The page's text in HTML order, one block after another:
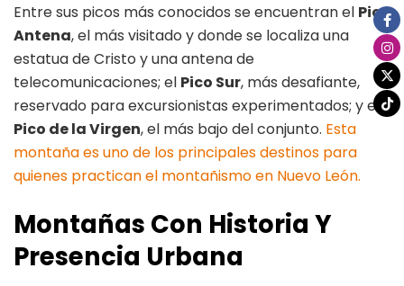
Entre sus picos más conocidos se encuentran el Pico
Antena, el más visitado y donde se localiza una
estatua de Cristo y una antena de
telecomunicaciones; el Pico Sur, más desafiante,
reservado para excursionistas experimentados; y el
Pico de la Virgen, el más bajo del conjunto. Esta
montaña es uno de los principales destinos para
quienes practican el montañismo en Nuevo León.
Montañas Con Historia Y
Presencia Urbana